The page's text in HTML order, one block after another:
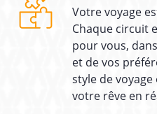
Votre voyage
Chaque circuit
pour vous,
et de vos
style de
votre rêve en